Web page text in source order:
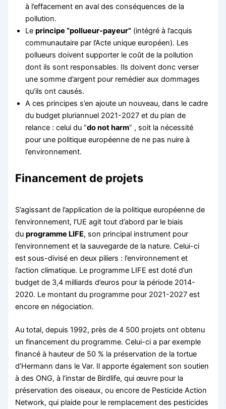
à l’effacement en aval des conséquences de la
pollution.
Leprincipe “pollueur-payeur” (intégré à l’acquis
communautaire par l’Acte unique européen). Les
pollueurs doivent supporter le coût de la pollution
dont ils sont responsables. Ils doivent donc verser
une somme d’argent pour remédier aux dommages
qu’ils ont causés.
A ces principes s’en ajoute un nouveau, dans le cadre
du budget pluriannuel 2021-2027 et du plan de
relance : celui du “do not harm” , soit la nécessité
pour une politique européenne de ne pas nuire à
l’environnement.
Financement de projets
S’agissant de l’application de la politique européenne de
l’environnement, l’UE agit tout d’abord par le biais
duprogramme LIFE, son principal instrument pour
l’environnement et la sauvegarde de la nature. Celui-ci
est sous-divisé en deux piliers : l’environnement et
l’action climatique. Le programme LIFE est doté d’un
budget de 3,4 milliards d’euros pour la période 2014-
2020. Le montant du programme pour 2021-2027 est
encore en négociation.
Au total, depuis 1992, près de 4 500 projets ont obtenu
un financement du programme. Celui-ci a par exemple
financé à hauteur de 50 % la préservation de la tortue
d’Hermann dans le Var. Il apporte également son soutien
à des ONG, à l’instar de Birdlife, qui œuvre pour la
préservation des oiseaux, ou encore de Pesticide Action
Network, qui plaide pour le remplacement des pesticides